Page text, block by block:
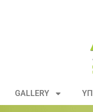
GALLERY